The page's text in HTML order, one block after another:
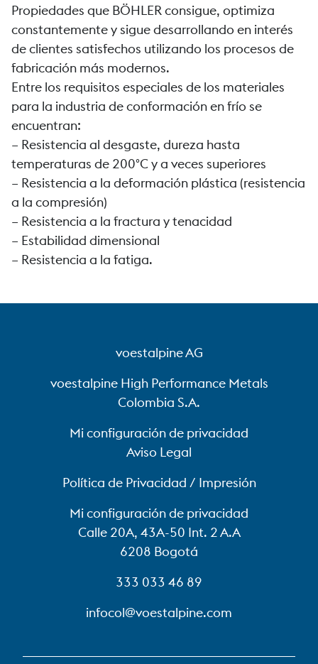
Propiedades que BÖHLER consigue, optimiza
constantemente y sigue desarrollando en interés
de clientes satisfechos utilizando los procesos de
fabricación más modernos.
Entre los requisitos especiales de los materiales
para la industria de conformación en frío se
encuentran:
– Resistencia al desgaste, dureza hasta
temperaturas de 200°C y a veces superiores
– Resistencia a la deformación plástica (resistencia
a la compresión)
– Resistencia a la fractura y tenacidad
– Estabilidad dimensional
– Resistencia a la fatiga.
voestalpine AG
voestalpine High Performance Metals
Colombia S.A.
Mi configuración de privacidad
Aviso Legal
Política de Privacidad / Impresión
Mi configuración de privacidad
Calle 20A, 43A-50 Int. 2 A.A
6208 Bogotá
333 033 46 89
infocol@voestalpine.com